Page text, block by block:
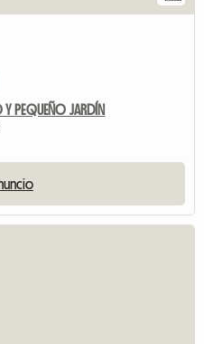
Y PEQUEÑO JARDÍN